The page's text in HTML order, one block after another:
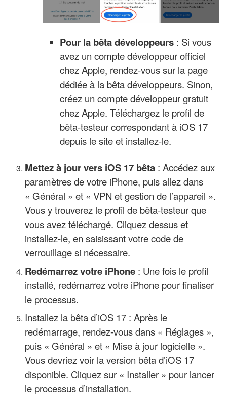
Pour la bêta développeurs: Si vous
avez un compte développeur officiel
chez Apple, rendez-vous sur la page
dédiée à la bêta développeurs. Sinon,
créez un compte développeur gratuit
chez Apple. Téléchargez le profil de
bêta-testeur correspondant à iOS 17
depuis le site et installez-le.
Mettez à jour vers iOS 17 bêta : Accédez aux
paramètres de votre iPhone, puis allez dans
« Général » et « VPN et gestion de l’appareil ».
Vous y trouverez le profil de bêta-testeur que
vous avez téléchargé. Cliquez dessus et
installez-le, en saisissant votre code de
verrouillage si nécessaire.
Redémarrez votre iPhone : Une fois le profil
installé, redémarrez votre iPhone pour finaliser
le processus.
Installez la bêta d’iOS 17 : Après le
redémarrage, rendez-vous dans « Réglages »,
puis « Général » et « Mise à jour logicielle ».
Vous devriez voir la version bêta d’iOS 17
disponible. Cliquez sur « Installer » pour lancer
le processus d’installation.